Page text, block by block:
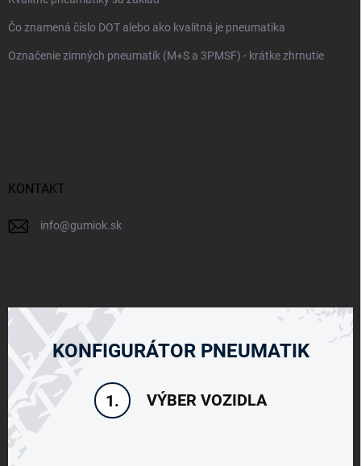
Čo znamená číslo DOT alebo ako kvalitná je pneumatika
Označenie zimných pneumatík (M+S a 3PMSF) - krátke zhrnutie
KONTAKT
info@gumiok.sk
KONFIGURÁTOR PNEUMATIK
1. VÝBER VOZIDLA